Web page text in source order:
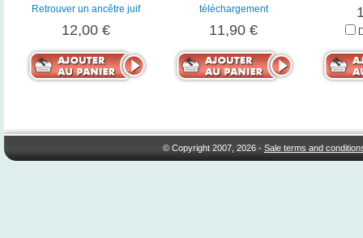
Retrouver un ancêtre juif
12,00 €
téléchargement
11,90 €
© Copyright 2007, 2026 -Sale terms and